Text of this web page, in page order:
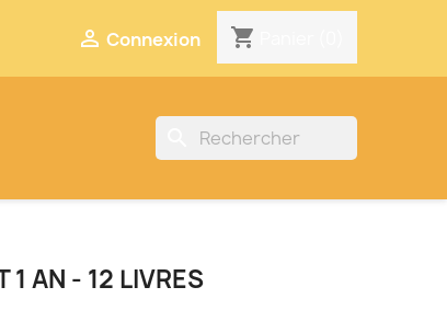
 Connexion shopping_cart
1 AN - 12 LIVRES